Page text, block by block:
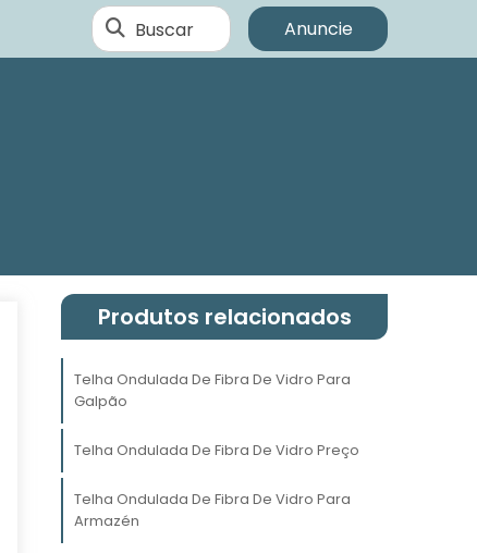
Buscar Anuncie
Produtos relacionados
Telha Ondulada De Fibra De Vidro Para
Galpão
Telha Ondulada De Fibra De Vidro Preço
Telha Ondulada De Fibra De Vidro Para
Armazén